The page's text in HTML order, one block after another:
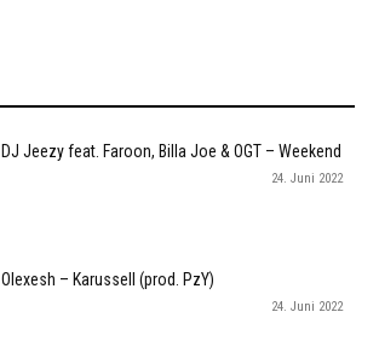
DJ Jeezy feat. Faroon, Billa Joe & OGT – Weekend
24. Juni 2022
Olexesh – Karussell (prod. PzY)
24. Juni 2022